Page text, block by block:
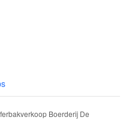
Boerderij De